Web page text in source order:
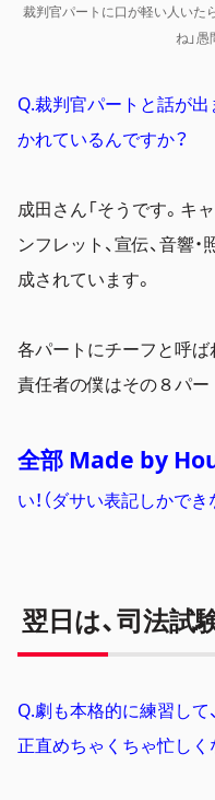
裁判官パートに口が軽い人いた
ね」愚
Q.裁判官パートと話が
かれているんですか？
成田さん「そうです。キ
ンフレット、宣伝、音響
成されています。
各パートにチーフと呼
責任者の僕はその８パー
全部 Made by
い！（ダサい表記しかで
翌日は、司法試
Q.劇も本格的に練習して
正直めちゃくちゃ忙しく